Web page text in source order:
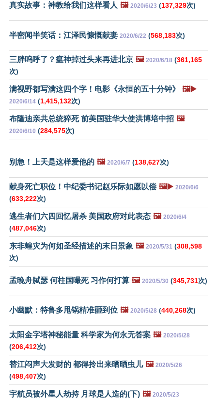
真实故事：神教给我们这样看人 🖼️ 2020/6/23 (137,329次)
半密闻半笑话：江泽民慷慨献妻 2020/6/22 (568,183次)
三胖呜呼了？瘟神掉过头来再进北京 🖼️ 2020/6/18 (361,165
次)
满视野都写满这四个字！电影《永恒的五十分钟》 🖼️▶️
2020/6/14 (1,415,132次)
布隆迪亲共总统猝死 前美国驻华大使洪博培中招 🖼️
2020/6/10 (284,575次)
别急！上天是这样爱他的 🖼️ 2020/6/7 (138,627次)
献身死亡职位！中纪委书记赵乐际如愿以偿 🖼️▶️ 2020/6/6
(633,222次)
逃生者们六四回忆屠杀 美国政府对此表态 🖼️ 2020/6/4
(487,046次)
东非蝗灾为何如圣经描述的末日景象 🖼️ 2020/5/31 (308,598
次)
孟晚舟脦瑟 何柱国嘬死 习作何打算 🖼️ 2020/5/30 (345,731次)
小幽默：特鲁多甩锅精准砸到位 🖼️ 2020/5/28 (440,268次)
太阳金字塔神秘能量 科学家为何永无答案 🖼️ 2020/5/28
(206,412次)
替江闷声大发财的 都得拎出来晒晒虫儿 🖼️ 2020/5/26
(498,407次)
宇航员被外星人劫持 月球是人造的(下) 🖼️ 2020/5/23